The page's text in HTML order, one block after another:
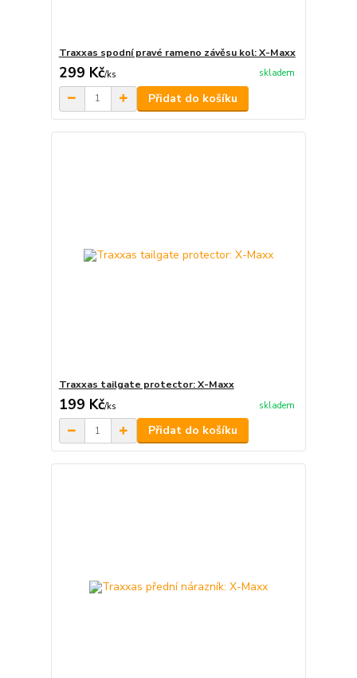
Traxxas spodní pravé rameno závěsu kol: X-Maxx
299 Kč/ks skladem
Přidat do košíku
Traxxas tailgate protector: X-Maxx
199 Kč/ks skladem
Přidat do košíku